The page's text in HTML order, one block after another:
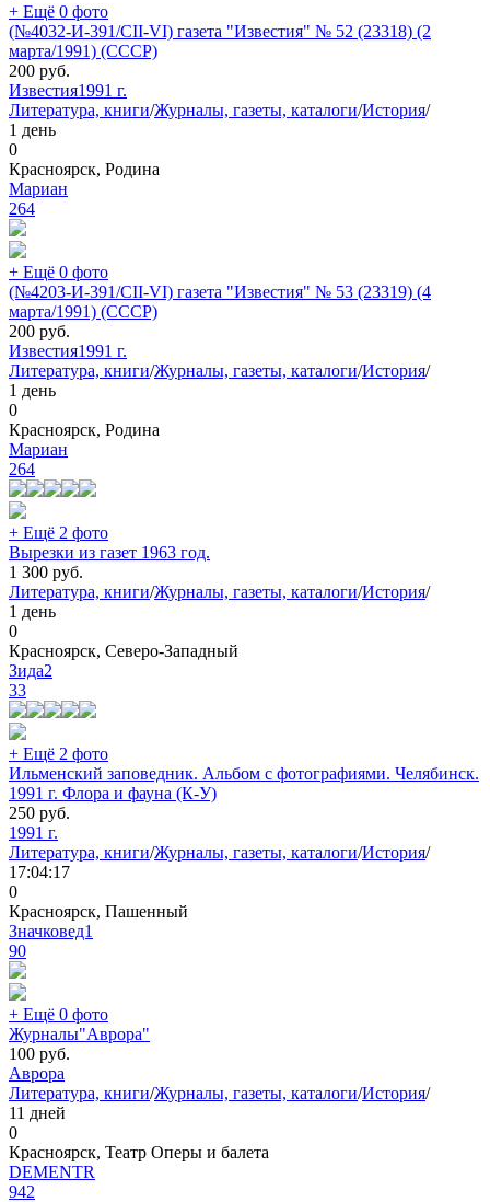
+ Ещё 0 фото
(№4032-И-391/CII-VI) газета "Известия" № 52 (23318) (2
марта/1991) (СССР)
200 руб.
Известия1991 г.
Литература, книги/Журналы, газеты, каталоги/История/
1 день
0
Красноярск, Родина
Мариан
264
+ Ещё 0 фото
(№4203-И-391/CII-VI) газета "Известия" № 53 (23319) (4
марта/1991) (СССР)
200 руб.
Известия1991 г.
Литература, книги/Журналы, газеты, каталоги/История/
1 день
0
Красноярск, Родина
Мариан
264
+ Ещё 2 фото
Вырезки из газет 1963 год.
1 300 руб.
Литература, книги/Журналы, газеты, каталоги/История/
1 день
0
Красноярск, Северо-Западный
Зида2
33
+ Ещё 2 фото
Ильменский заповедник. Альбом с фотографиями. Челябинск.
1991 г. Флора и фауна (К-У)
250 руб.
1991 г.
Литература, книги/Журналы, газеты, каталоги/История/
17:04:17
0
Красноярск, Пашенный
Значковед1
90
+ Ещё 0 фото
Журналы"Аврора"
100 руб.
Аврора
Литература, книги/Журналы, газеты, каталоги/История/
11 дней
0
Красноярск, Театр Оперы и балета
DEMENTR
942